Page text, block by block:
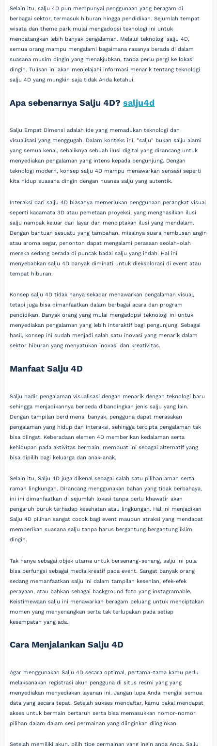
Selain itu, salju 4D pun mempunyai penggunaan yang beragam di
berbagai sektor, termasuk hiburan hingga pendidikan. Sejumlah tempat
wisata dan theme park mulai mengadopsi teknologi ini untuk
mendatangkan lebih banyak pengalaman. Melalui teknologi salju 4D,
semua orang mampu mengalami bagaimana rasanya berada di dalam
suasana musim dingin yang menakjubkan, tanpa perlu pergi ke lokasi
dingin. Tulisan ini akan menjelajahi informasi menarik tentang teknologi
salju 4D yang mungkin saja tidak Anda ketahui.
Apa sebenarnya Salju 4D?salju4d
Salju Empat Dimensi adalah ide yang memadukan teknologi dan
visualisasi yang menggugah. Dalam konteks ini, "salju" bukan salju alami
yang semua kenal, sebaliknya sebuah ilusi digital yang dirancang untuk
menyediakan pengalaman yang intens kepada pengunjung. Dengan
teknologi modern, konsep salju 4D mampu menawarkan sensasi seperti
kita hidup suasana dingin dengan nuansa salju yang autentik.
Interaksi dari salju 4D biasanya memerlukan penggunaan perangkat visual
seperti kacamata 3D atau pemetaan proyeksi, yang menghasilkan ilusi
salju nampak keluar dari layar dan menciptakan ilusi yang mendalam.
Dengan bantuan sesuatu yang tambahan, misalnya suara hembusan angin
atau aroma segar, penonton dapat mengalami perasaan seolah-olah
mereka sedang berada di puncak badai salju yang indah. Hal ini
menyebabkan salju 4D banyak diminati untuk dieksplorasi di event atau
tempat hiburan.
Konsep salju 4D tidak hanya sekadar menawarkan pengalaman visual,
tetapi juga bisa dimanfaatkan dalam berbagai acara dan program
pendidikan. Banyak orang yang mulai mengadopsi teknologi ini untuk
menyediakan pengalaman yang lebih interaktif bagi pengunjung. Sebagai
hasil, konsep ini sudah menjadi salah satu inovasi yang menarik dalam
sektor hiburan yang menyatukan inovasi dan kreativitas.
Manfaat Salju 4D
Salju hadir pengalaman visualisasi dengan menarik dengan teknologi baru
sehingga menjadikannya berbeda dibandingkan jenis salju yang lain.
Dengan tampilan berdimensi banyak, pengguna dapat merasakan
pengalaman yang hidup dan interaksi, sehingga tercipta pengalaman tak
bisa diingat. Keberadaan elemen 4D memberikan kedalaman serta
kehidupan pada aktivitas bermain, membuat ini sebagai alternatif yang
bisa dipilih bagi keluarga dan anak-anak.
Selain itu, Salju 4D juga dikenal sebagai salah satu pilihan aman serta
ramah lingkungan. Dirancang menggunakan bahan yang tidak berbahaya,
ini ini dimanfaatkan di sejumlah lokasi tanpa perlu khawatir akan
pengaruh buruk terhadap kesehatan atau lingkungan. Hal ini menjadikan
Salju 4D pilihan sangat cocok bagi event maupun atraksi yang mendapat
memberikan suasana salju tanpa harus bergantung bergantung iklim
dingin.
Tak hanya sebagai objek utama untuk bersenang-senang, salju ini pula
bisa berfungsi sebagai media kreatif pada event. Sangat banyak orang
sedang memanfaatkan salju ini dalam tampilan kesenian, efek-efek
perayaan, atau bahkan sebagai background foto yang instagramable.
Keistimewaan salju ini menawarkan beragam peluang untuk menciptakan
momen yang menyenangkan serta tak terlupakan pada setiap
kesempatan yang ada.
Cara Menjalankan Salju 4D
Agar menggunakan Salju 4D secara optimal, pertama-tama kamu perlu
melaksanakan registrasi akun pengguna di situs resmi yang yang
menyediakan menyediakan layanan ini. Jangan lupa Anda mengisi semua
data yang secara tepat. Setelah sukses mendaftar, kamu bakal mendapat
akses untuk bermain bertaruh serta bisa memasukkan nomor-nomor
pilihan dalam dalam sesi permainan yang diinginkan diinginkan.
Setelah memiliki akun, pilih tipe permainan yang ingin anda Anda. Salju